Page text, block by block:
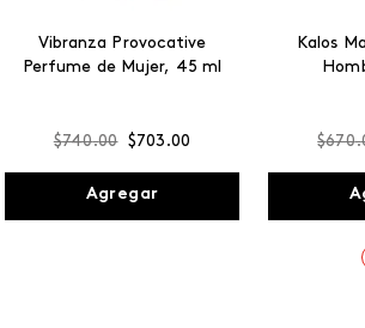
Vibranza Provocative
Perfume de Mujer, 45 ml
$740.00 $703 .00
Agregar
Kalos
$670.